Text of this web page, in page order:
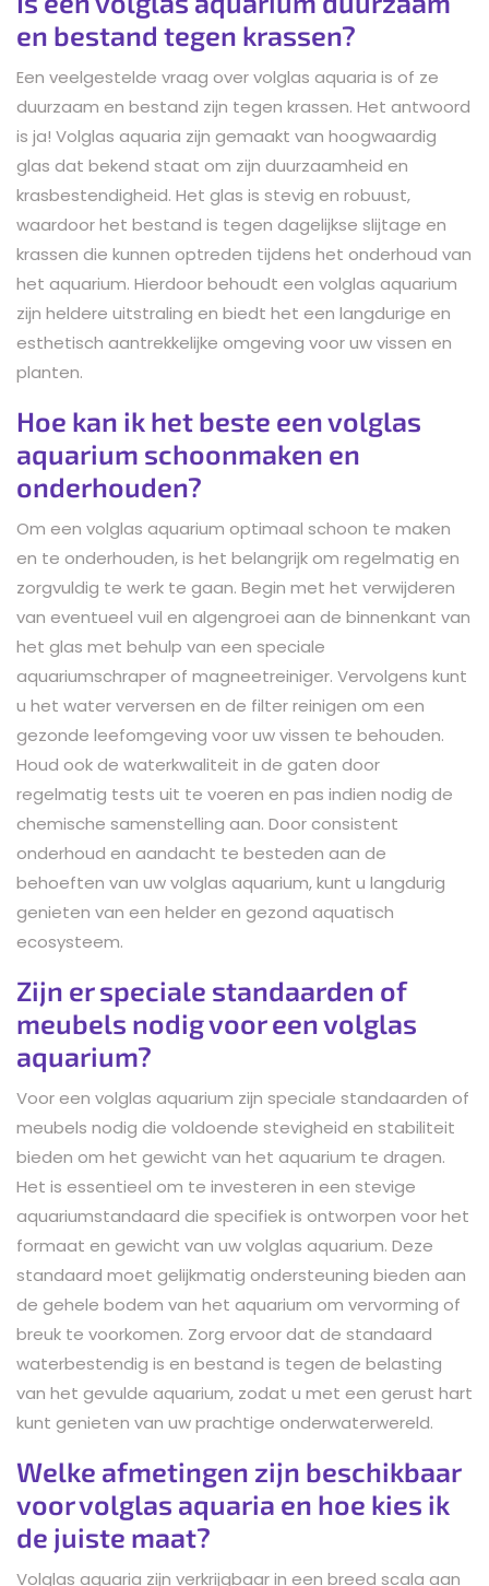
en bestand tegen krassen?
Een veelgestelde vraag over volglas aquaria is of ze
duurzaam en bestand zijn tegen krassen. Het antwoord
is ja! Volglas aquaria zijn gemaakt van hoogwaardig
glas dat bekend staat om zijn duurzaamheid en
krasbestendigheid. Het glas is stevig en robuust,
waardoor het bestand is tegen dagelijkse slijtage en
krassen die kunnen optreden tijdens het onderhoud van
het aquarium. Hierdoor behoudt een volglas aquarium
zijn heldere uitstraling en biedt het een langdurige en
esthetisch aantrekkelijke omgeving voor uw vissen en
planten.
Hoe kan ik het beste een volglas
aquarium schoonmaken en
onderhouden?
Om een volglas aquarium optimaal schoon te maken
en te onderhouden, is het belangrijk om regelmatig en
zorgvuldig te werk te gaan. Begin met het verwijderen
van eventueel vuil en algengroei aan de binnenkant van
het glas met behulp van een speciale
aquariumschraper of magneetreiniger. Vervolgens kunt
u het water verversen en de filter reinigen om een
gezonde leefomgeving voor uw vissen te behouden.
Houd ook de waterkwaliteit in de gaten door
regelmatig tests uit te voeren en pas indien nodig de
chemische samenstelling aan. Door consistent
onderhoud en aandacht te besteden aan de
behoeften van uw volglas aquarium, kunt u langdurig
genieten van een helder en gezond aquatisch
ecosysteem.
Zijn er speciale standaarden of
meubels nodig voor een volglas
aquarium?
Voor een volglas aquarium zijn speciale standaarden of
meubels nodig die voldoende stevigheid en stabiliteit
bieden om het gewicht van het aquarium te dragen.
Het is essentieel om te investeren in een stevige
aquariumstandaard die specifiek is ontworpen voor het
formaat en gewicht van uw volglas aquarium. Deze
standaard moet gelijkmatig ondersteuning bieden aan
de gehele bodem van het aquarium om vervorming of
breuk te voorkomen. Zorg ervoor dat de standaard
waterbestendig is en bestand is tegen de belasting
van het gevulde aquarium, zodat u met een gerust hart
kunt genieten van uw prachtige onderwaterwereld.
Welke afmetingen zijn beschikbaar
voor volglas aquaria en hoe kies ik
de juiste maat?
Volglas aquaria zijn verkrijgbaar in een breed scala aan